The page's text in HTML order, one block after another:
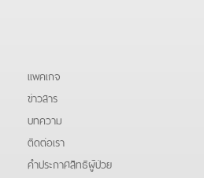
แพคเกจ
ข่าวสาร
บทความ
ติดต่อเรา
คําประกาศสิทธิผู้ป่วย